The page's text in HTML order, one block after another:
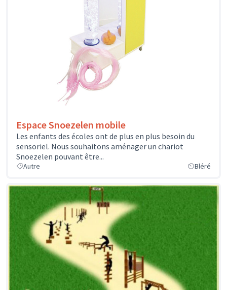
Espace Snoezelen mobile
Les enfants des écoles ont de plus en plus besoin du
sensoriel. Nous souhaitons aménager un chariot
Snoezelen pouvant être...
Autre Bléré